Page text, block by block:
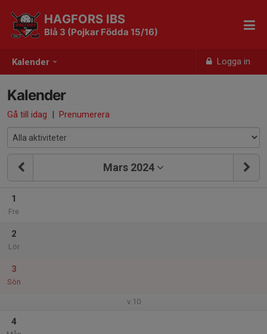
Kalender Logga in
HAGFORS IBS
Blå 3 (Pojkar Födda 15/16)
Kalender
Gå till idag | Prenumerera
Mars 2024
1
Fre
2
Lör
3
Sön
v.10
4